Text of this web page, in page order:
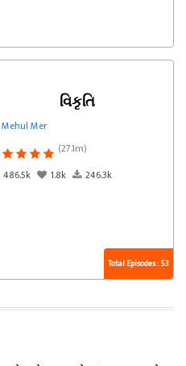
વિકૃતિ
Mer
(27.1m)
486.5k
1.8k 246.3k
Total Episodes : 53